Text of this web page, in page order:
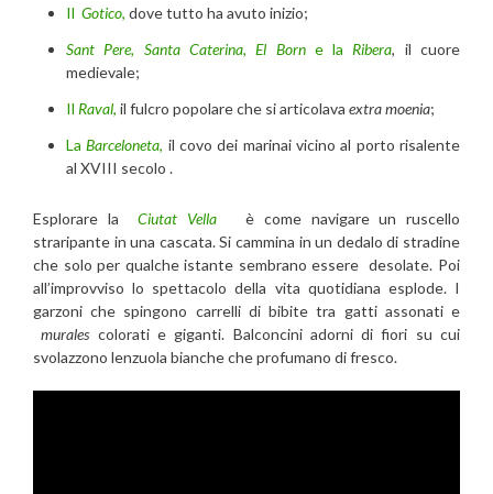
Il Gotico, dove tutto ha avuto inizio;
Sant Pere, Santa Caterina,El Borne la Ribera, il cuore
medievale;
Il Raval, il fulcro popolare che si articolava extra moenia;
LaBarceloneta, il covo dei marinai vicino al porto risalente
al XVIII secolo .
Esplorare laCiutat Vella
è come navigare un ruscello
straripante in una cascata. Si cammina in un dedalo di stradine
che solo per qualche istante sembrano essere desolate. Poi
all’improvviso lo spettacolo della vita quotidiana esplode. I
garzoni che spingono carrelli di bibite tra gatti assonati e
murales colorati e giganti. Balconcini adorni di fiori su cui
svolazzono lenzuola bianche che profumano di fresco.